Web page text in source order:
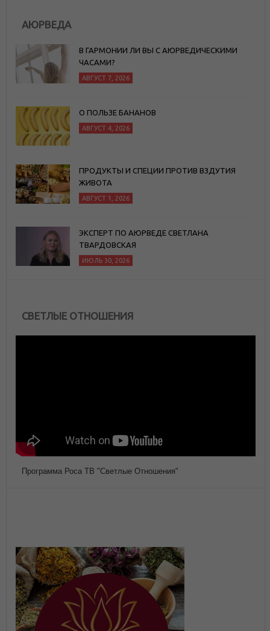
АЮРВЕДА
В ГАРМОНИИ ЛИ ВЫ С АЮРВЕДИЧЕСКИМИ
ЧАСАМИ?
АВГУСТ 7, 2026
О ПОЛЬЗЕ БАНАНОВ
АВГУСТ 4, 2026
ПРОДУКТЫ И СПЕЦИИ ПРОТИВ ВЗДУТИЯ
ЖИВОТА
АВГУСТ 1, 2026
ЭКСПЕРТ ПО АЮРВЕДЕ СВЕТЛАНА
ТВАРДОВСКАЯ
ИЮЛЬ 30, 2026
СВЕТЛЫЕ ОТНОШЕНИЯ
Программа Роса ТВ "Светлые Отношения"